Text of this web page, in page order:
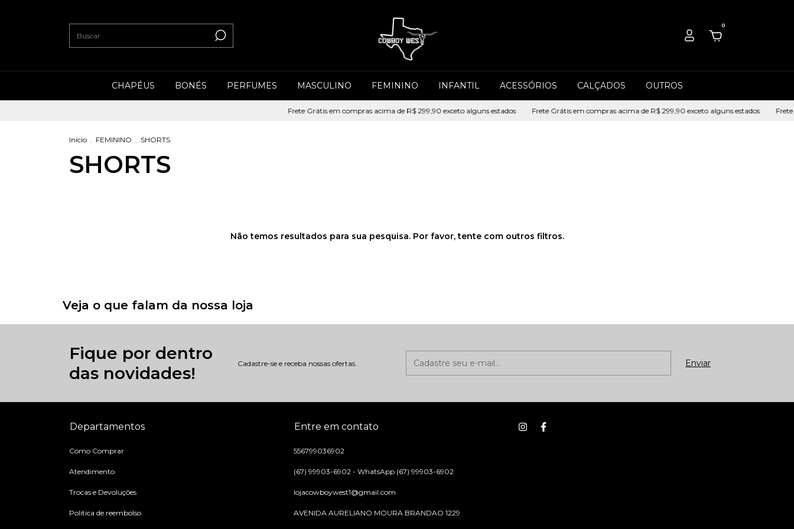
0
CHAPÉUS BONÉS PERFUMES MASCULINO FEMININO INFANTIL ACESSÓRIOS CALÇADOS OUTROS
Frete Grátis em compras acima de R$ 299,90 exceto alguns estados Frete Grátis em compras acima de R$ 299,90 exceto alguns estados Frete
Início . FEMININO . SHORTS
SHORTS
Não temos resultados para sua pesquisa. Por favor, tente com outros filtros.
Veja o que falam da nossa loja
Fique por dentro
das novidades!
Cadastre-se e receba nossas ofertas.
Departamentos
Como Comprar
Atendimento
Trocas e Devoluções
Politica de reembolso
Entre em contato
556799036902
(67) 99903-6902 - WhatsApp (67) 99903-6902
lojacowboywest1@gmail.com
AVENIDA AURELIANO MOURA BRANDAO 1229